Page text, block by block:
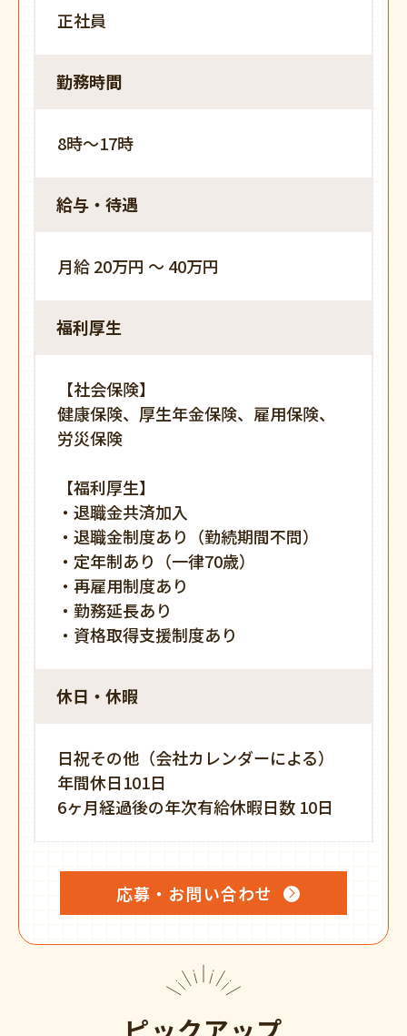
正社員
勤務時間
8時〜17時
給与・待遇
月給 20万円 〜 40万円
福利厚生
【社会保険】
健康保険、厚生年金保険、雇用保険、
労災保険
【福利厚生】
・退職金共済加入
・退職金制度あり（勤続期間不問）
・定年制あり（一律70歳）
・再雇用制度あり
・勤務延長あり
・資格取得支援制度あり
休日・休暇
日祝その他（会社カレンダーによる）
年間休日101日
6ヶ月経過後の年次有給休暇日数 10日
応募・お問い合わせ